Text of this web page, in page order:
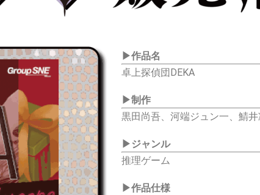
▶作品名
卓上探偵団DEKA
▶制作
黒田尚吾、河端ジュン一、鯖
▶ ジャンル
推理ゲーム
▶作品仕様